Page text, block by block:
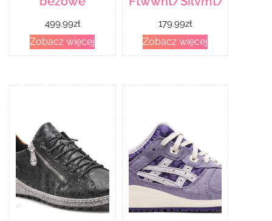
499.99zł
Zobacz więcej
179.99zł
Zobacz więcej